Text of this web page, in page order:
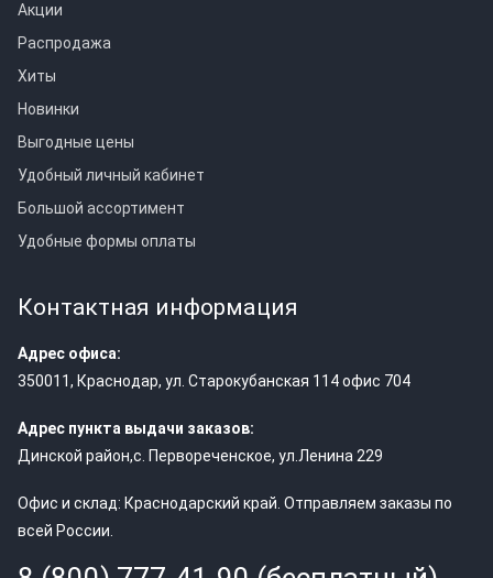
Акции
Распродажа
Хиты
Новинки
Выгодные цены
Удобный личный кабинет
Большой ассортимент
Удобные формы оплаты
Контактная информация
Адрес офиса:
350011, Краснодар, ул. Старокубанская 114 офис 704
Адрес пункта выдачи заказов:
Динской район,с. Первореченское, ул.Ленина 229
Офис и склад: Краснодарский край. Отправляем заказы по
всей России.